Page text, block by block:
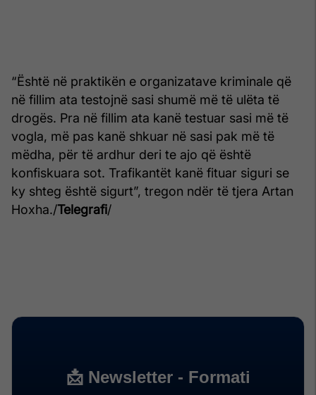
“Është në praktikën e organizatave kriminale që
në fillim ata testojnë sasi shumë më të ulëta të
drogës. Pra në fillim ata kanë testuar sasi më të
vogla, më pas kanë shkuar në sasi pak më të
mëdha, për të ardhur deri te ajo që është
konfiskuara sot. Trafikantët kanë fituar siguri se
ky shteg është sigurt”, tregon ndër të tjera Artan
Hoxha./Telegrafi/